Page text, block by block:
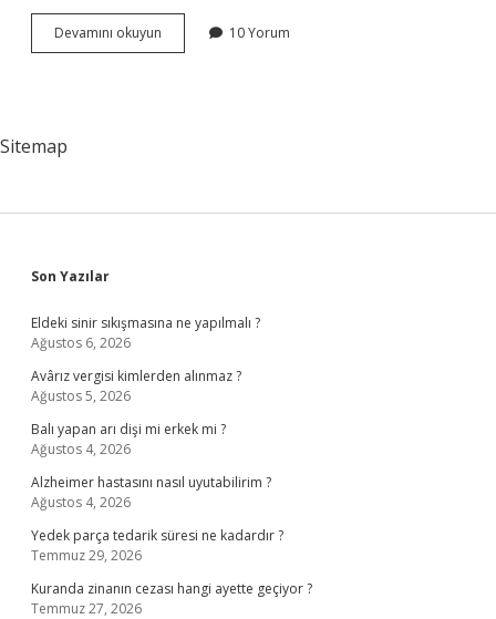
Devamını okuyun
Kargo
10 Yorum
Sitemap
Sidebar
Son Yazılar
Eldeki sinir sıkışmasına ne yapılmalı ?
Ağustos 6, 2026
Avârız vergisi kimlerden alınmaz ?
Ağustos 5, 2026
Balı yapan arı dişi mi erkek mi ?
Ağustos 4, 2026
Alzheimer hastasını nasıl uyutabilirim ?
Ağustos 4, 2026
Yedek parça tedarik süresi ne kadardır ?
Temmuz 29, 2026
Kuranda zinanın cezası hangi ayette geçiyor ?
Temmuz 27, 2026